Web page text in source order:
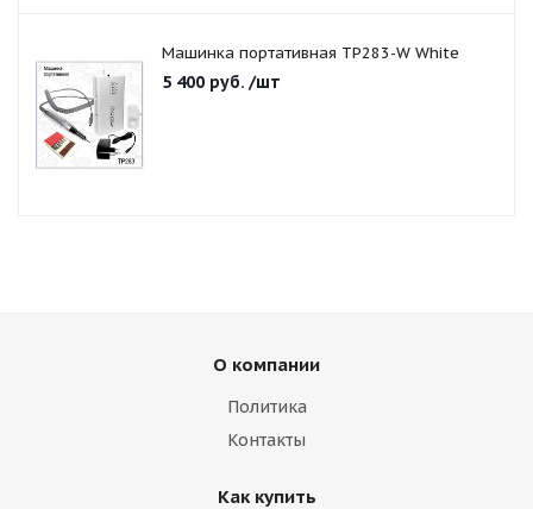
Машинка портативная TP283-W White
5 400 руб. /шт
О компании
Политика
Контакты
Как купить